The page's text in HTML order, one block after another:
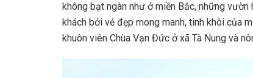
không bạt ngàn như ở miền Bắc, những
khách bởi vẻ đẹp mong manh, tinh khôi của
khuôn viên Chùa Vạn Đức ở xã Tà Nung và